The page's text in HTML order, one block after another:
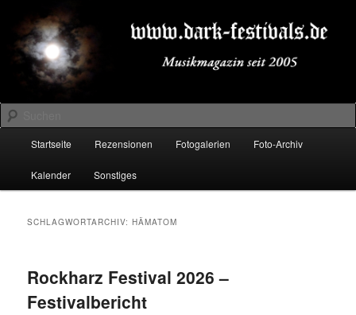
primären
Inhalt
springen
sekundären
Inhalt
springenDARK-FESTIVALS.DE
Suchen
Startseite Rezensionen Fotogalerien Foto-Archiv
Kalender Sonstiges
SCHLAGWORTARCHIV:HÄMATOM
Rockharz Festival 2026 –
Festivalbericht